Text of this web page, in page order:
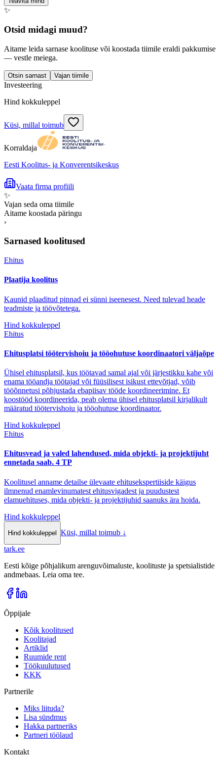
✨
Otsid midagi muud?
Aitame leida sarnase koolituse või koostada tiimile eraldi pakkumise
— vestle meiega.
Otsin sarnast Vajan tiimile
Investeering
Hind kokkuleppel
Küsi, millal toimub
Korraldaja
Eesti Koolitus- ja Konverentsikeskus
Vaata firma profiili
✨
Vajan seda oma tiimile
Aitame koostada päringu
›
Sarnased koolitused
Ehitus
Plaatija koolitus
Kaunid plaaditud pinnad ei sünni iseenesest. Need tulevad heade
teadmiste ja töövõtetega.
Hind kokkuleppel
Ehitus
Ehitusplatsi töötervishoiu ja tööohutuse koordinaatori väljaõpe
Ühisel ehitusplatsil, kus töötavad samal ajal või järjestikku kahe või
enama tööandja töötajad või füüsilisest isikust ettevõtjad, võib
tööõnnetusi põhjustada ebapiisav tööde koordineerimine. Et
koostööd koordineerida, peab olema ühisel ehitusplatsil kirjalikult
määratud töötervishoiu ja tööohutuse koordinaator.
Hind kokkuleppel
Ehitus
Ehitusvead ja valed lahendused, mida objekti- ja projektijuht
ennetada saab. 4 TP
Koolitusel anname detailse ülevaate ehitusekspertiiside käigus
ilmnenud enamlevinumatest ehitusvigadest ja puudustest
elamuehituses, mida objekti- ja projektijuhid saanuks ära hoida.
Hind kokkuleppel
Hind kokkuleppel Küsi, millal toimub ↓
tark.ee
Eesti kõige põhjalikum arenguvõimaluste, koolituste ja spetsialistide
andmebaas. Leia oma tee.
Õppijale
Kõik koolitused
Koolitajad
Artiklid
Ruumide rent
Töökuulutused
KKK
Partnerile
Miks liituda?
Lisa sündmus
Hakka partneriks
Partneri töölaud
Kontakt